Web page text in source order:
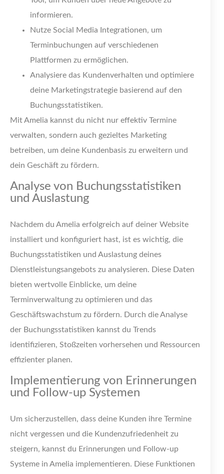
informieren.
Nutze Social Media Integrationen, um
Terminbuchungen auf verschiedenen
Plattformen zu ermöglichen.
Analysiere das Kundenverhalten und optimiere
deine Marketingstrategie basierend auf den
Buchungsstatistiken.
Mit Amelia kannst du nicht nur effektiv Termine
verwalten, sondern auch gezieltes Marketing
betreiben, um deine Kundenbasis zu erweitern und
dein Geschäft zu fördern.
Analyse von Buchungsstatistiken
und Auslastung
Nachdem du Amelia erfolgreich auf deiner Website
installiert und konfiguriert hast, ist es wichtig, die
Buchungsstatistiken und Auslastung deines
Dienstleistungsangebots zu analysieren. Diese Daten
bieten wertvolle Einblicke, um deine
Terminverwaltung zu optimieren und das
Geschäftswachstum zu fördern. Durch die Analyse
der Buchungsstatistiken kannst du Trends
identifizieren, Stoßzeiten vorhersehen und Ressourcen
effizienter planen.
Implementierung von Erinnerungen
und Follow-up Systemen
Um sicherzustellen, dass deine Kunden ihre Termine
nicht vergessen und die Kundenzufriedenheit zu
steigern, kannst du Erinnerungen und Follow-up
Systeme in Amelia implementieren. Diese Funktionen